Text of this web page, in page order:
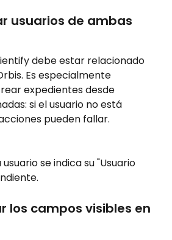
usuarios de ambas
debe estar relacionado
Es especialmente
expedientes desde
si el usuario no está
pueden fallar.
se indica su "Usuario
los campos visibles en